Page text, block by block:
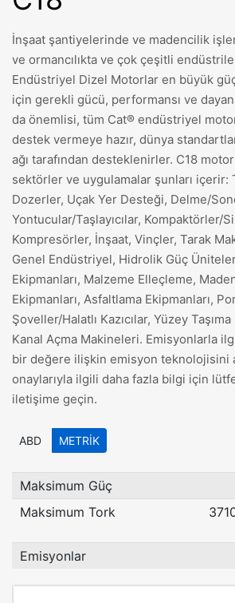
İnşaat şantiyelerinde ve madencilik
ve ormancılıkta ve çok çeşitli
Endüstriyel Dizel Motorlar en büyük
için gerekli gücü, performansı ve
da önemlisi, tüm Cat® endüstriyel
destek vermeye hazır, dünya
ağı tarafından desteklenirler. C18
sektörler ve uygulamalar şunları içerir:
Dozerler, Uçak Yer Desteği, Delme/
Yontucular/Taşlayıcılar, Kompaktörler/
Kompresörler, İnşaat, Vinçler, Tarak
Genel Endüstriyel, Hidrolik Güç
Ekipmanları, Malzeme Elleçleme,
Ekipmanları, Asfaltlama Ekipmanları,
Şoveller/Halatlı Kazıcılar, Yüzey
Kanal Açma Makineleri. Emisyonlarla
bir değere ilişkin emisyon teknolojisini
onaylarıyla ilgili daha fazla bilgi için
iletişime geçin.
ABD METRIK
Maksimum Güç
Maksimum Tork
Emisyonlar